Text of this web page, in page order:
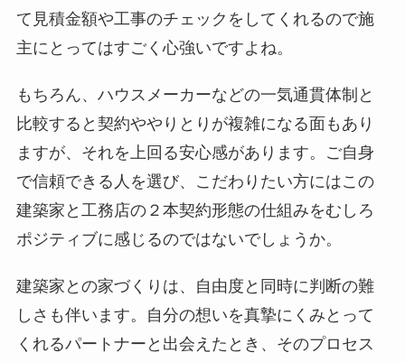
て見積金額や工事のチェックをしてくれるので施
主にとってはすごく心強いですよね。
もちろん、ハウスメーカーなどの一気通貫体制と
比較すると契約ややりとりが複雑になる面もあり
ますが、それを上回る安心感があります。ご自身
で信頼できる人を選び、こだわりたい方にはこの
建築家と工務店の２本契約形態の仕組みをむしろ
ポジティブに感じるのではないでしょうか。
建築家との家づくりは、自由度と同時に判断の難
しさも伴います。自分の想いを真摯にくみとって
くれるパートナーと出会えたとき、そのプロセス